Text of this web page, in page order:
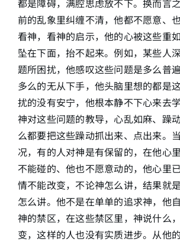
都是障碍，满腔思虑放不下。换而言
前的乱象里纠缠不清，他都不愿意、
看神，看神的启示，他的心被这些重
坠在下面，抬不起来。例如，某些人
题所困扰，他感叹这些问题是多么普
多么的无从下手，他头脑里想的都是
扰的没有安宁，他根本静不下心来去
神对这些问题的教导，心乱如麻、躁
么都要把这些躁动抓出来、点出来。
况，有的人对神是有保留的，在他心
不能碰的、他也不愿意动的，他心里
情不能改变，不论神怎么讲，结果就
怎么讲。他不是在单单的追求神，他
神的禁区，在这些禁区里，神说什么
变，这样的人也没有实质进步。从他